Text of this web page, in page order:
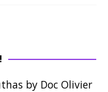
by Doc Olivier